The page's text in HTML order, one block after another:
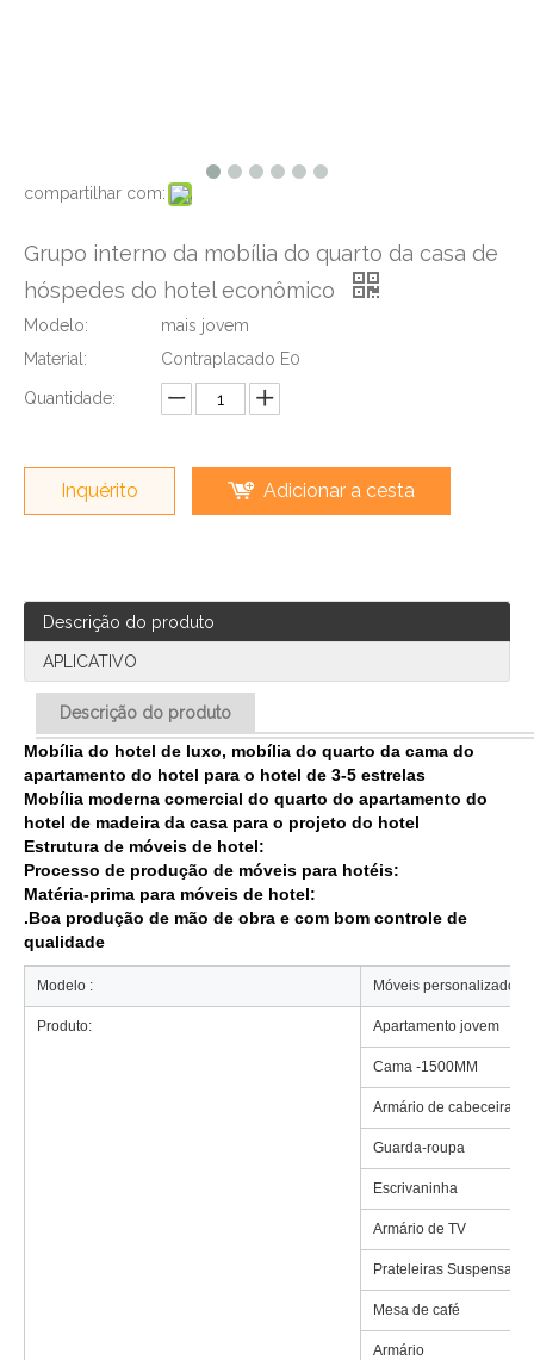
compartilhar com:
Grupo interno da mobília do quarto da casa de
hóspedes do hotel econômico
Modelo:
mais jovem
Material:
Contraplacado E0
Quantidade:
Inquérito Adicionar a cesta
Descrição do produto
APLICATIVO
Descrição do produto
Mobília do hotel de luxo, mobília do quarto da cama do
apartamento do hotel para o hotel de 3-5 estrelas
Mobília moderna comercial do quarto do apartamento do
hotel de madeira da casa para o projeto do hotel
Estrutura de móveis de hotel:
Processo de produção de móveis para hotéis:
Matéria-prima para móveis de hotel:
.Boa produção de mão de obra e com bom controle de
qualidade
Modelo : Móveis personalizados
Produto: Apartamento jovem
Cama -1500MM
Armário de cabeceira
Guarda-roupa
Escrivaninha
Armário de TV
Prateleiras Suspensas
Mesa de café
Armário